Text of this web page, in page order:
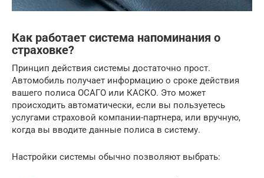
Как работает система напоминания о
страховке?
Принцип действия системы достаточно прост.
Автомобиль получает информацию о сроке действия
вашего полиса ОСАГО или КАСКО. Это может
происходить автоматически, если вы пользуетесь
услугами страховой компании-партнера, или вручную,
когда вы вводите данные полиса в систему.
Настройки системы обычно позволяют выбрать: